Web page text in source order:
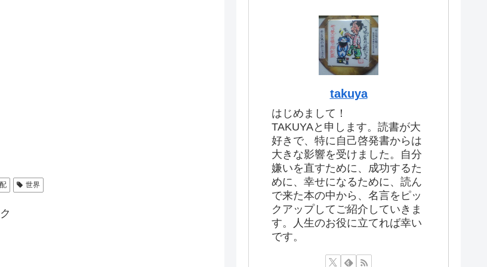
世界
takuya
はじめまして！
TAKUYAと申します。読書が大
好きで、特に自己啓発書からは
大きな影響を受けました。自分
嫌いを直すために、成功するた
めに、幸せになるために、読ん
で来た本の中から、名言をピッ
クアップしてご紹介していきま
す。人生のお役に立てれば幸い
です。